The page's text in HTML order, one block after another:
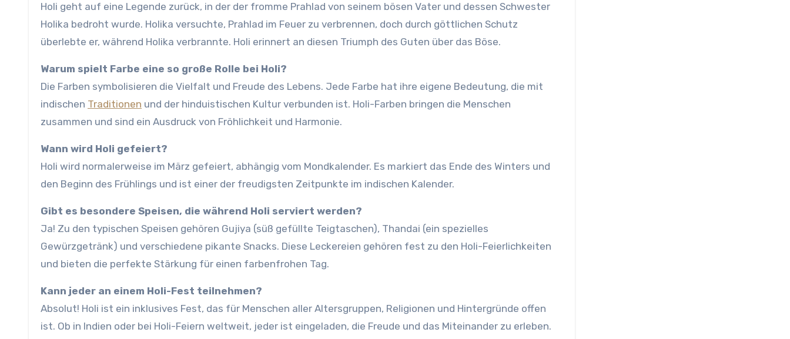
Holi geht auf eine Legende zurück, in der der fromme Prahlad von seinem bösen Vater und dessen Schwester
Holika bedroht wurde. Holika versuchte, Prahlad im Feuer zu verbrennen, doch durch göttlichen Schutz
überlebte er, während Holika verbrannte. Holi erinnert an diesen Triumph des Guten über das Böse.
Warum spielt Farbe eine so große Rolle bei Holi?
Die Farben symbolisieren die Vielfalt und Freude des Lebens. Jede Farbe hat ihre eigene Bedeutung, die mit
indischen Traditionen und der hinduistischen Kultur verbunden ist. Holi-Farben bringen die Menschen
zusammen und sind ein Ausdruck von Fröhlichkeit und Harmonie.
Wann wird Holi gefeiert?
Holi wird normalerweise im März gefeiert, abhängig vom Mondkalender. Es markiert das Ende des Winters und
den Beginn des Frühlings und ist einer der freudigsten Zeitpunkte im indischen Kalender.
Gibt es besondere Speisen, die während Holi serviert werden?
Ja! Zu den typischen Speisen gehören Gujiya (süß gefüllte Teigtaschen), Thandai (ein spezielles
Gewürzgetränk) und verschiedene pikante Snacks. Diese Leckereien gehören fest zu den Holi-Feierlichkeiten
und bieten die perfekte Stärkung für einen farbenfrohen Tag.
Kann jeder an einem Holi-Fest teilnehmen?
Absolut! Holi ist ein inklusives Fest, das für Menschen aller Altersgruppen, Religionen und Hintergründe offen
ist. Ob in Indien oder bei Holi-Feiern weltweit, jeder ist eingeladen, die Freude und das Miteinander zu erleben.